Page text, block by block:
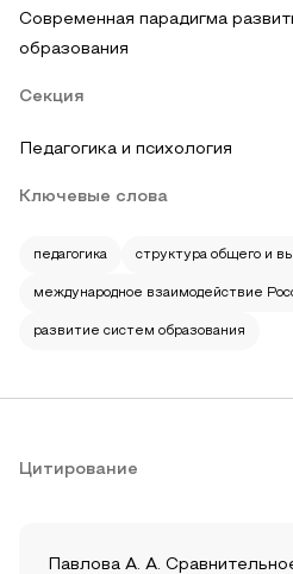
Современная парадигма
образования
Секция
Педагогика и психология
Ключевые слова
педагогика структура общего и
международное взаимодействие
развитие систем образования
Цитирование
Павлова А. А.